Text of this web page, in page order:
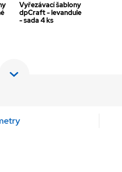
Vyřezávací šablony
dpCraft - levandule
- sada 4 ks